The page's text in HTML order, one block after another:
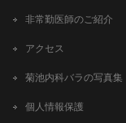
非常勤医師のご紹介
アクセス
菊池内科バラの写真集
個人情報保護